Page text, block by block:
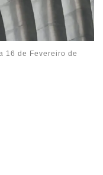
16 de Fevereiro de